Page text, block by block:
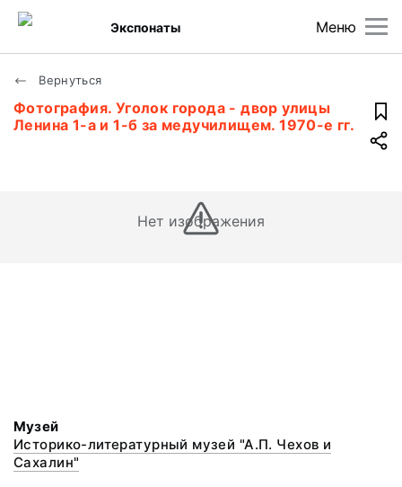
Меню
Экспонаты
Вернуться
Фотография. Уголок города - двор улицы
Ленина 1-а и 1-б за медучилищем. 1970-е гг.
Нет изображения
Музей
Историко-литературный музей "А.П. Чехов и
Сахалин"